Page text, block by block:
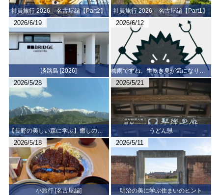
社員旅行 2026 – 名古屋編【Part2】 社員旅行 2026 – 名古屋編【Part1】
2026/6/19
淡路島 [2026]
2026/6/12
梅雨ですね、生乾き臭が気になりますね
2026/5/28
【長野の美しい森に学ぶ】癒しの森へ
2026/5/21
うどん県
2026/5/18
小旅行 [名古屋編]
2026/5/11
明治の美に学ぶ住まいのヒント